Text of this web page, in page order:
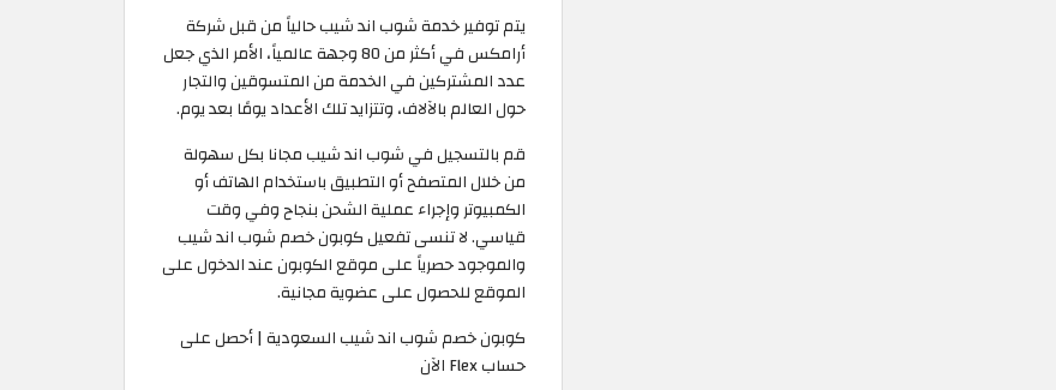
يتم توفير خدمة شوب اند شيب حالياً من قبل شركة
أرامكس في أكثر من 80 وجهة عالمياً، الأمر الذي جعل
عدد المشتركين في الخدمة من المتسوقين والتجار
حول العالم بالآلاف، وتتزايد تلك الأعداد يومًا بعد يوم.
قم بالتسجيل في شوب اند شيب مجانا بكل سهولة
من خلال المتصفح أو التطبيق باستخدام الهاتف أو
الكمبيوتر وإجراء عملية الشحن بنجاح وفي وقت
قياسي. لا تنسى تفعيل كوبون خصم شوب اند شيب
والموجود حصرياً على موقع الكوبون عند الدخول على
الموقع للحصول على عضوية مجانية.
كوبون خصم شوب اند شيب السعودية | أحصل على
حساب Flex الآن